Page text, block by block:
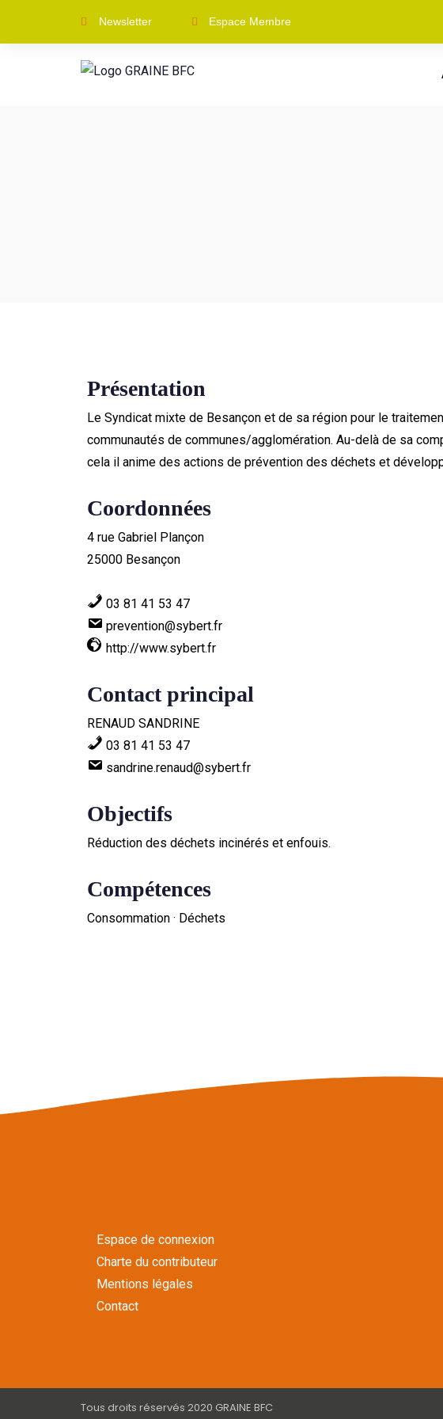
Newsletter Espace Membre
Présentation
Le Syndicat mixte de Besançon et de sa région pour le
communautés de communes/agglomération. Au-delà de sa
cela il anime des actions de prévention des déchets et
Coordonnées
4 rue Gabriel Plançon
25000 Besançon
03 81 41 53 47
prevention@sybert.fr
http://www.sybert.fr
Contact principal
RENAUD SANDRINE
03 81 41 53 47
sandrine.renaud@sybert.fr
Objectifs
Réduction des déchets incinérés et enfouis.
Compétences
Consommation · Déchets
Espace de connexion
Charte du contributeur
Mentions légales
Contact
Tous droits réservés 2020 GRAINE BFC